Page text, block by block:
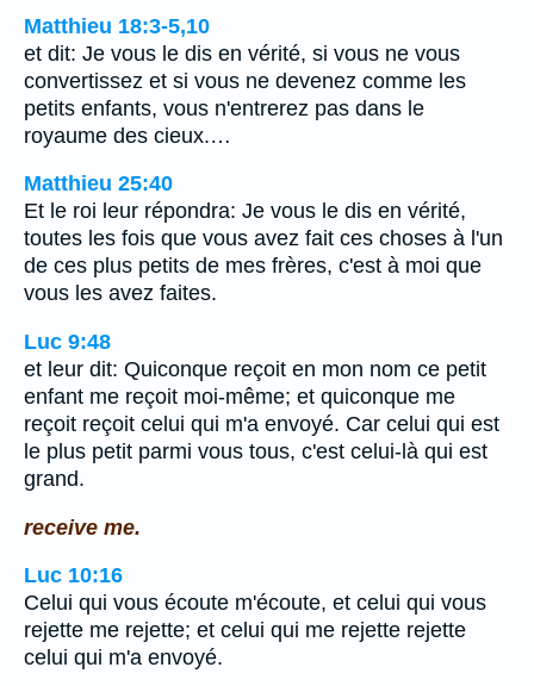
Matthieu 18:3-5,10
et dit: Je vous le dis en vérité, si vous ne vous
convertissez et si vous ne devenez comme les
petits enfants, vous n'entrerez pas dans le
royaume des cieux.…
Matthieu 25:40
Et le roi leur répondra: Je vous le dis en vérité,
toutes les fois que vous avez fait ces choses à l'un
de ces plus petits de mes frères, c'est à moi que
vous les avez faites.
Luc 9:48
et leur dit: Quiconque reçoit en mon nom ce petit
enfant me reçoit moi-même; et quiconque me
reçoit reçoit celui qui m'a envoyé. Car celui qui est
le plus petit parmi vous tous, c'est celui-là qui est
grand.
receive me.
Luc 10:16
Celui qui vous écoute m'écoute, et celui qui vous
rejette me rejette; et celui qui me rejette rejette
celui qui m'a envoyé.